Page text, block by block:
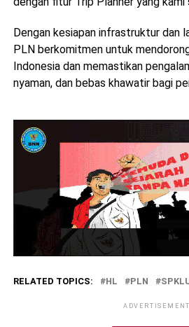
Dengan kesiapan infrastruktur dan
PLN berkomitmen untuk
Indonesia dan memastikan
nyaman, dan bebas khawatir bagi
RELATED TOPICS: HL PLN
ADVERTISEMENT